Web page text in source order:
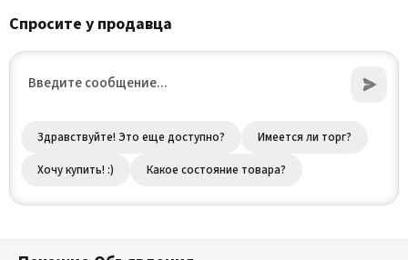
Спросите у продавца
Здравствуйте! Это еще доступно?
Имеется ли торг?
Хочу купить! :)
Какое состояние товара?